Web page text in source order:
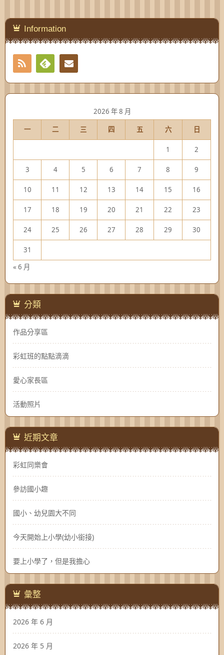
Information
RSS
Feedly
2026 年 8 月
一
二 三 四 五 六 日
« 6 月
1 2
3 4 5 6 7 8 9
10 11 12 13 14 15 16
17 18 19 20 21 22 23
24 25 26 27 28 29 30
31
分類
作品分享區
彩虹班的點點滴滴
愛心家長區
活動照片
近期文章
彩虹同樂會
參訪國小趣
國小、幼兒園大不同
今天開始上小學(幼小銜接)
要上小學了，但是我擔心
彙整
2026 年 6 月
2026 年 5 月